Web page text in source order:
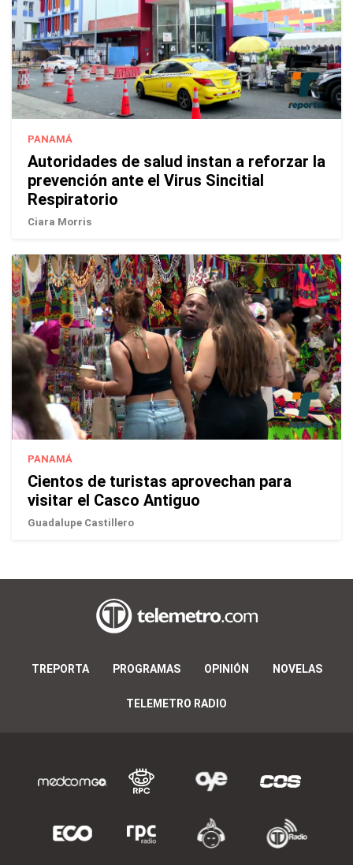
PANAMÁ
Autoridades de salud instan a reforzar la
prevención ante el Virus Sincitial
Respiratorio
Ciara Morris
PANAMÁ
Cientos de turistas aprovechan para
visitar el Casco Antiguo
Guadalupe Castillero
TREPORTA PROGRAMAS OPINIÓN NOVELAS
TELEMETRO RADIO